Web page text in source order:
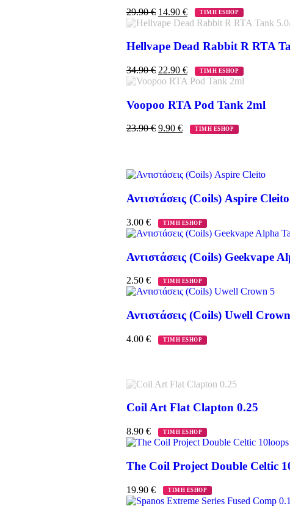
29.90€ 14.90 € ΤΙΜΗ ESHOP
Hellvape Dead Rabbit R RTA
34.90€ 22.90 € ΤΙΜΗ ESHOP
Voopoo RTA Pod Tank 2ml
23.90€ 9.90 € ΤΙΜΗ ESHOP
Αντιστάσεις (Coils) Aspire Cleito
3.00 € ΤΙΜΗ ESHOP
Αντιστάσεις (Coils) Geekvape
2.50 € ΤΙΜΗ ESHOP
Αντιστάσεις (Coils) Uwell
4.00 € ΤΙΜΗ ESHOP
Coil Art Flat Clapton 0.25
8.90 € ΤΙΜΗ ESHOP
The Coil Project Double Celtic
19.90 € ΤΙΜΗ ESHOP